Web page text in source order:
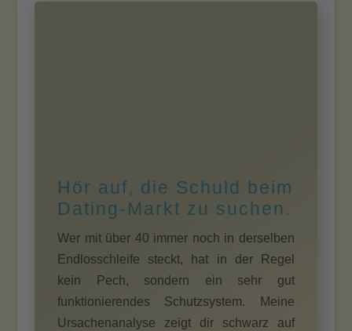
Hör auf, die Schuld beim
Dating-Markt zu suchen.
Wer mit über 40 immer noch in derselben
Endlosschleife steckt, hat in der Regel
kein Pech, sondern ein sehr gut
funktionierendes Schutzsystem. Meine
Ursachenanalyse zeigt dir schwarz auf